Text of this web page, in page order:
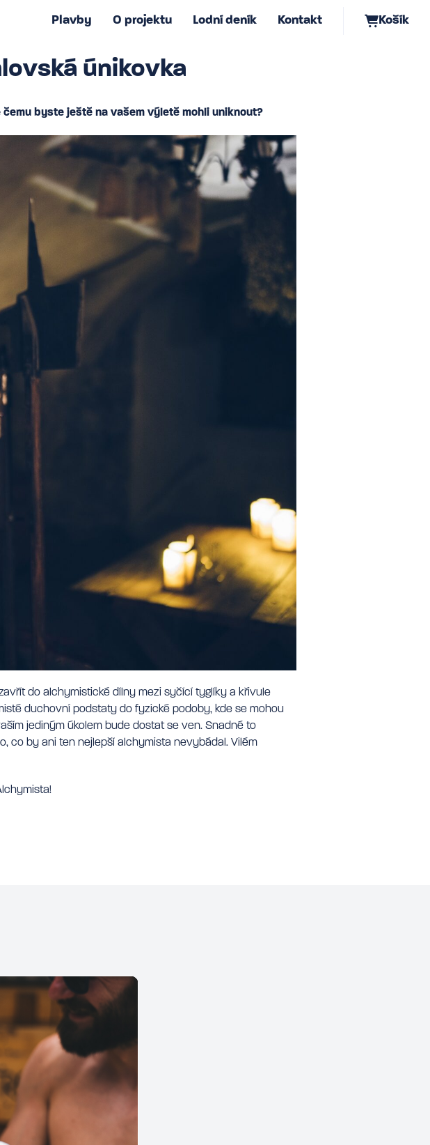
Plavby O projektu Lodní deník Kontakt Košík
únikovka
byste ještě na vašem výletě mohli uniknout?
do alchymistické dílny mezi syčící tyglíky a křivule
duchovní podstaty do fyzické podoby, kde se mohou
jediným úkolem bude dostat se ven. Snadné to
co by ani ten nejlepší alchymista nevybádal. Vilém